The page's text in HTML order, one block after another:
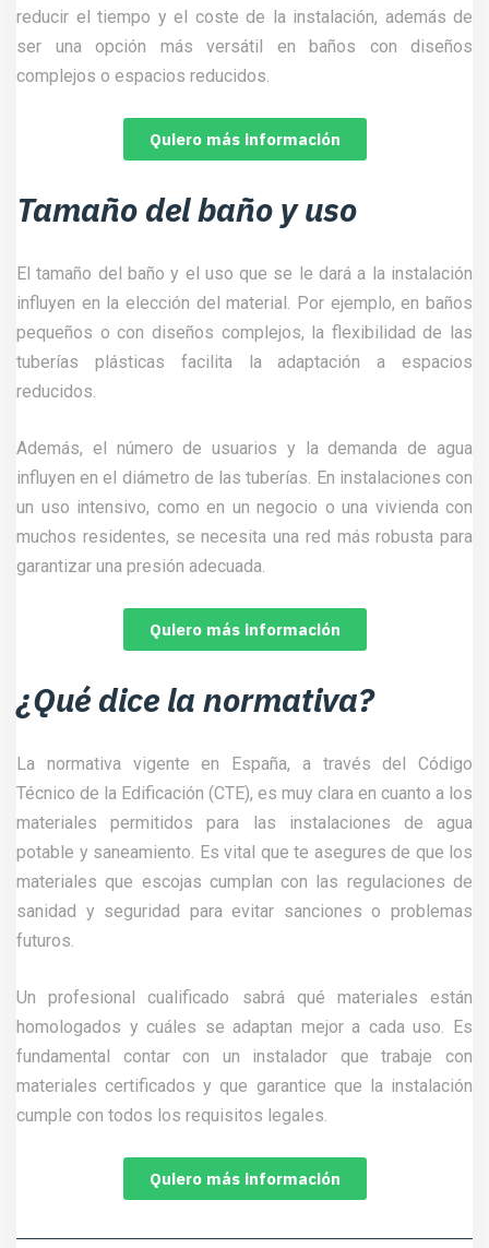
reducir el tiempo y el coste de la instalación, además de
ser una opción más versátil en baños con diseños
complejos o espacios reducidos.
Quiero más información
Tamaño del baño y uso
El tamaño del baño y el uso que se le dará a la instalación
influyen en la elección del material. Por ejemplo, en baños
pequeños o con diseños complejos, la flexibilidad de las
tuberías plásticas facilita la adaptación a espacios
reducidos.
Además, el número de usuarios y la demanda de agua
influyen en el diámetro de las tuberías. En instalaciones con
un uso intensivo, como en un negocio o una vivienda con
muchos residentes, se necesita una red más robusta para
garantizar una presión adecuada.
Quiero más información
¿Qué dice la normativa?
La normativa vigente en España, a través del Código
Técnico de la Edificación (CTE), es muy clara en cuanto a los
materiales permitidos para las instalaciones de agua
potable y saneamiento. Es vital que te asegures de que los
materiales que escojas cumplan con las regulaciones de
sanidad y seguridad para evitar sanciones o problemas
futuros.
Un profesional cualificado sabrá qué materiales están
homologados y cuáles se adaptan mejor a cada uso. Es
fundamental contar con un instalador que trabaje con
materiales certificados y que garantice que la instalación
cumple con todos los requisitos legales.
Quiero más información